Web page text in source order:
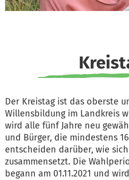
Der Kreistag ist das oberste
Willensbildung im Landkreis
wird alle fünf Jahre neu
und Bürger, die mindestens
entscheiden darüber, wie
zusammensetzt. Die
begann am 01.11.2021 und